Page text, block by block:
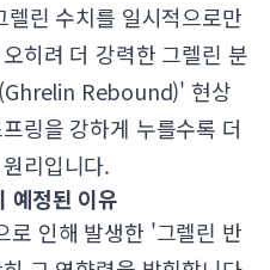
린 수치를 일시적으로만
히려 더 강력한 그렐린 분
Rebound)' 현상
링을 강하게 누를수록 더
리입니다.
예정된 이유
로 인해 발생한 '그렐린 반